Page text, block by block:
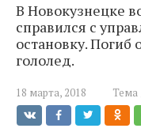
В Новокузнецке
справился с
остановку. Погиб
гололед.
18 марта, 2018 Тема